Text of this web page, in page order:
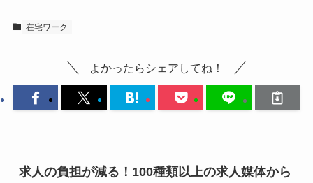
在宅ワーク
よかったらシェアしてね！
求人の負担が減る！100種類以上の求人媒体から